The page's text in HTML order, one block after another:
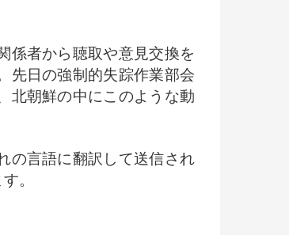
係者から聴取や意見交換を
先日の強制的失踪作業部会
北朝鮮の中にこのような動
の言語に翻訳して送信され
。